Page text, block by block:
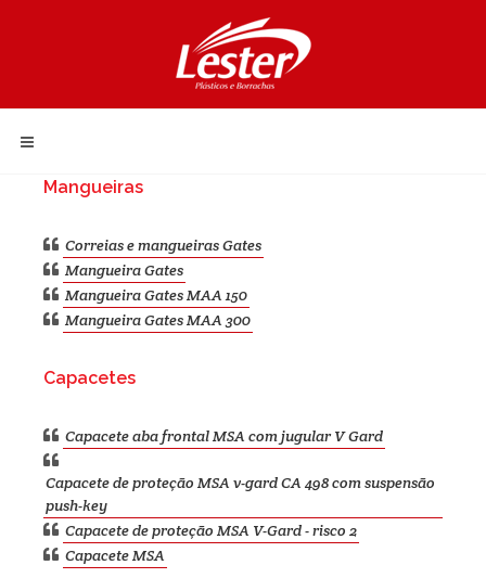
Mangueiras
Correias e mangueiras Gates
Mangueira Gates
Mangueira Gates MAA 150
Mangueira Gates MAA 300
Capacetes
Capacete aba frontal MSA com jugular V Gard
Capacete de proteção MSA v-gard CA 498 com suspensão
push-key
Capacete de proteção MSA V-Gard - risco 2
Capacete MSA